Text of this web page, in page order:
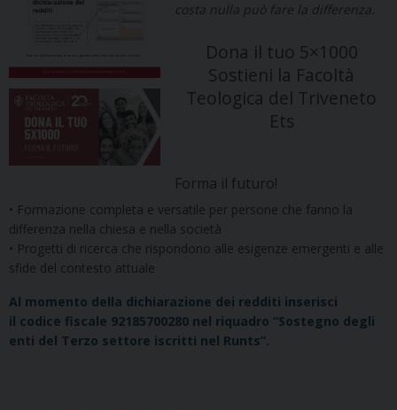
costa nulla può fare la differenza.
Dona il tuo 5×1000
Sostieni la Facoltà
Teologica del Triveneto
Ets
Forma il futuro!
• Formazione completa e versatile per persone che fanno la
differenza nella chiesa e nella società
• Progetti di ricerca che rispondono alle esigenze emergenti e alle
sfide del contesto attuale
Al momento della dichiarazione dei redditi inserisci
il codice fiscale 92185700280 nel riquadro “Sostegno degli
enti del Terzo settore iscritti nel Runts”.